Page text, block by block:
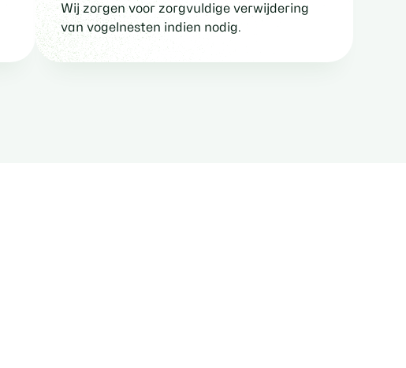
Wij zorgen voor zorgvuldige verwijdering
van vogelnesten indien nodig.